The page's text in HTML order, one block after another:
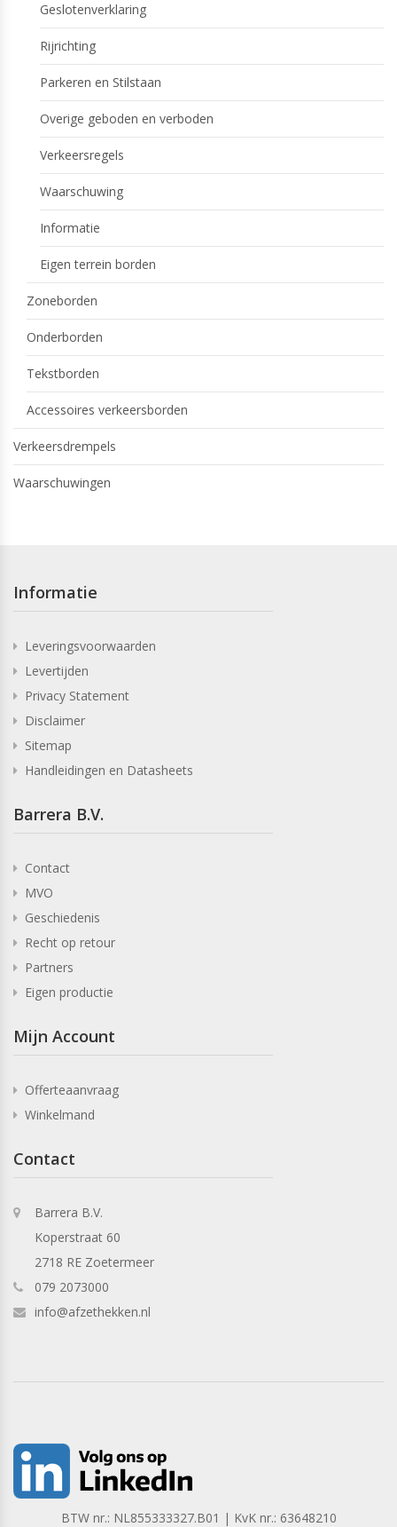
Geslotenverklaring
Rijrichting
Parkeren en Stilstaan
Overige geboden en verboden
Verkeersregels
Waarschuwing
Informatie
Eigen terrein borden
Zoneborden
Onderborden
Tekstborden
Accessoires verkeersborden
Verkeersdrempels
Waarschuwingen
Informatie
Leveringsvoorwaarden
Levertijden
Privacy Statement
Disclaimer
Sitemap
Handleidingen en Datasheets
Barrera B.V.
Contact
MVO
Geschiedenis
Recht op retour
Partners
Eigen productie
Mijn Account
Offerteaanvraag
Winkelmand
Contact
Barrera B.V.
Koperstraat 60
2718 RE Zoetermeer
079 2073000
info@afzethekken.nl
BTW nr.: NL855333327.B01 | KvK nr.: 63648210